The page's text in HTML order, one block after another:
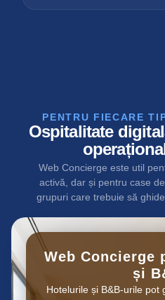
PENTRU FIECARE
Ospitalitate
Web Concierge este util
activă, dar și pentru case
grupuri care trebuie să
Web Concierge
și
Hotelurile și B&B-urile pot